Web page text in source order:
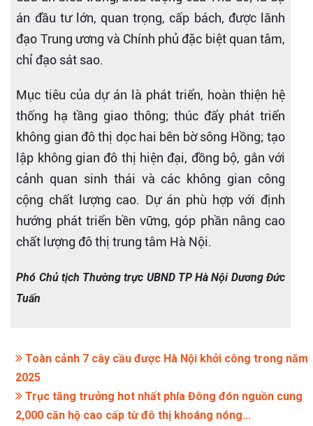
án đầu tư lớn, quan trọng, cấp bách, được lãnh
đạo Trung ương và Chính phủ đặc biệt quan tâm,
chỉ đạo sát sao.
Mục tiêu của dự án là phát triển, hoàn thiện hệ
thống hạ tầng giao thông; thúc đẩy phát triển
không gian đô thị dọc hai bên bờ sông Hồng; tạo
lập không gian đô thị hiện đại, đồng bộ, gắn với
cảnh quan sinh thái và các không gian công
cộng chất lượng cao. Dự án phù hợp với định
hướng phát triển bền vững, góp phần nâng cao
chất lượng đô thị trung tâm Hà Nội.
Phó Chủ tịch Thường trực UBND TP Hà Nội Dương Đức
Tuấn
Toàn cảnh 7 cây cầu được Hà Nội khởi công trong năm
2025
Trục tăng trưởng hot nhất phía Đông đón nguồn cung
2,000 căn hộ cao cấp từ đô thị khoáng nóng...